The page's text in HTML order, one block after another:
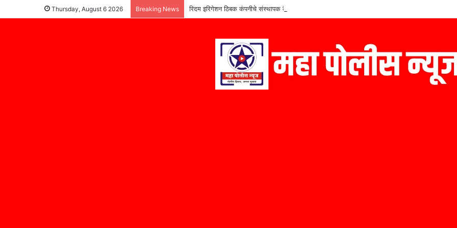
Thursday, August 6 2026 Breaking News रिदम इरिगेशन ठिबक कंपनीचे संस्थापक कैलास निळे यांचा ‘मराठी उद्योजक पुरस्कार